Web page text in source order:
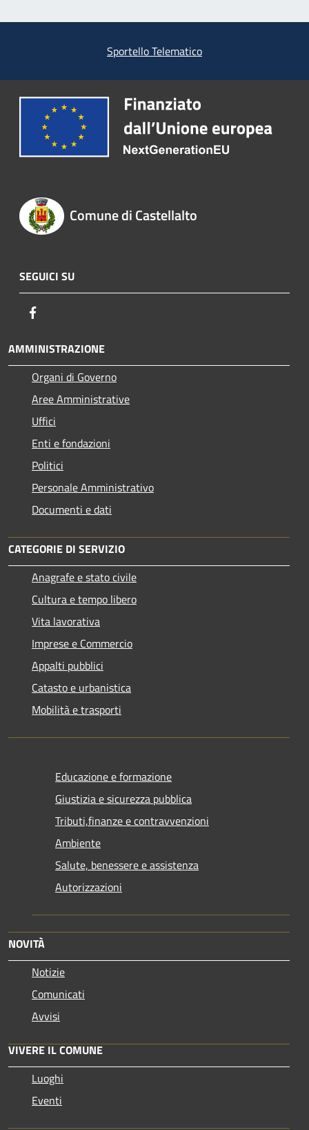
Sportello Telematico
Comune di Castellalto
SEGUICI SU
AMMINISTRAZIONE
Organi di Governo
Aree Amministrative
Uffici
Enti e fondazioni
Politici
Personale Amministrativo
Documenti e dati
CATEGORIE DI SERVIZIO
Anagrafe e stato civile
Cultura e tempo libero
Vita lavorativa
Imprese e Commercio
Appalti pubblici
Catasto e urbanistica
Mobilità e trasporti
Educazione e formazione
Giustizia e sicurezza pubblica
Tributi,finanze e contravvenzioni
Ambiente
Salute, benessere e assistenza
Autorizzazioni
NOVITÀ
Notizie
Comunicati
Avvisi
VIVERE IL COMUNE
Luoghi
Eventi